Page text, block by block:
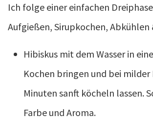
Ich folge einer einfachen
Aufgießen, Sirupkochen, Abkühlen
Hibiskus mit dem Wasser in
Kochen bringen und bei milder
Minuten sanft köcheln lassen.
Farbe und Aroma.